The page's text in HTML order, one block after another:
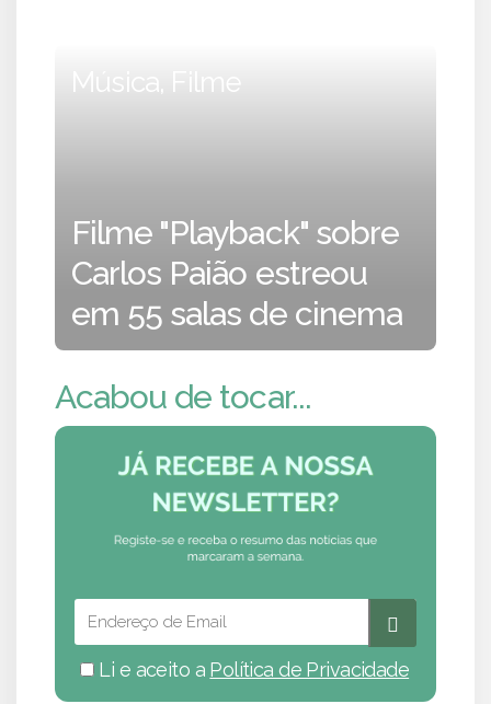
Música, Filme
Filme "Playback" sobre
Carlos Paião estreou
em 55 salas de cinema
Acabou de tocar...
Li e aceito a Política de Privacidade